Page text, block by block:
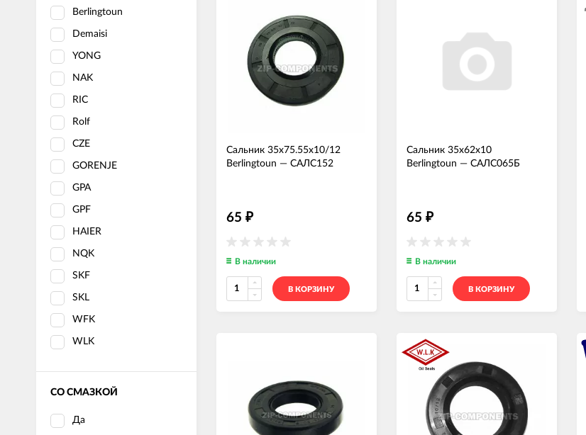
Berlingtoun
Demaisi
YONG
NAK
RIC
Rolf
CZE
GORENJE
GPA
GPF
HAIER
NQK
SKF
SKL
WFK
WLK
СО СМАЗКОЙ
Да
Сальник 35x75.55x10/12
Berlingtoun — САЛС152
65 ₽
В наличии
В КОРЗИНУ
Сальник 35x62x10
Berlingtoun — САЛС065Б
65 ₽
В наличии
В КОРЗИНУ